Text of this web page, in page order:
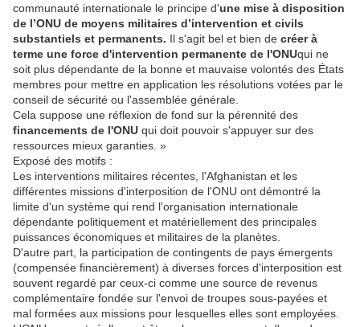
communauté internationale le principe d'une mise à disposition
de l’ONU de moyens militaires d’intervention et civils
substantiels et permanents. Il s'agit bel et bien de créer à
terme une force d'intervention permanente de l'ONUqui ne
soit plus dépendante de la bonne et mauvaise volontés des États
membres pour mettre en application les résolutions votées par le
conseil de sécurité ou l'assemblée générale.
Cela suppose une réflexion de fond sur la pérennité des
financements de l'ONU qui doit pouvoir s'appuyer sur des
ressources mieux garanties. »
Exposé des motifs :
Les interventions militaires récentes, l'Afghanistan et les
différentes missions d'interposition de l'ONU ont démontré la
limite d'un système qui rend l'organisation internationale
dépendante politiquement et matériellement des principales
puissances économiques et militaires de la planètes.
D'autre part, la participation de contingents de pays émergents
(compensée financièrement) à diverses forces d'interposition est
souvent regardé par ceux-ci comme une source de revenus
complémentaire fondée sur l'envoi de troupes sous-payées et
mal formées aux missions pour lesquelles elles sont employées.